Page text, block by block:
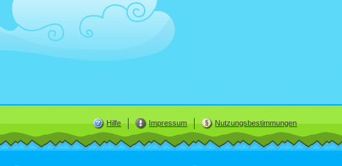
Hilfe Impressum Nutzungsbestimmungen